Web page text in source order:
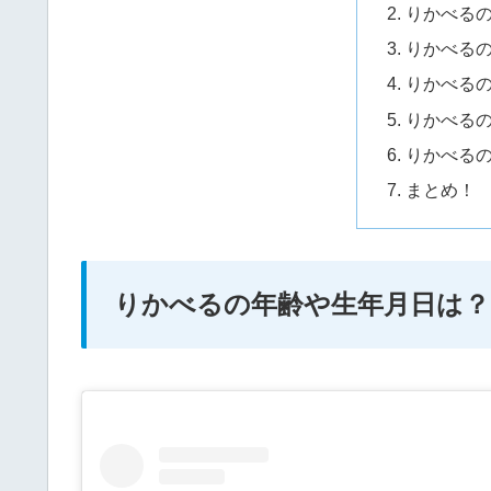
りかべる
りかべる
りかべる
りかべる
りかべる
まとめ！
りかべるの年齢や生年月日は？